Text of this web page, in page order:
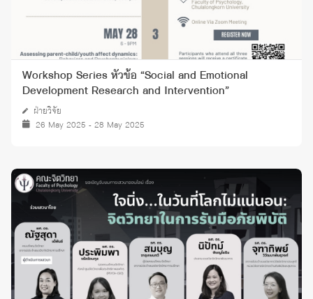
Workshop Series หัวข้อ “Social and Emotional
Development Research and Intervention”
ฝ่ายวิจัย
26 May 2025 - 28 May 2025